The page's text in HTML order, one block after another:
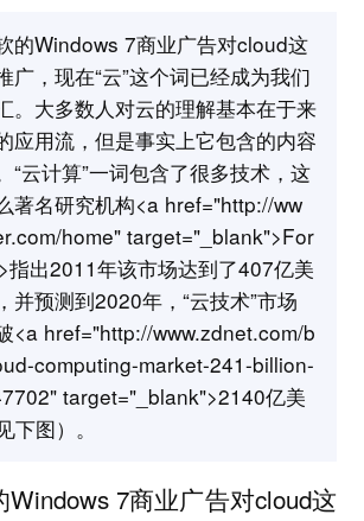
的Windows 7商业广告对cloud这
广，现在“云”这个词已经成为我们
。大多数人对云的理解基本在于来
应用流，但是事实上它包含的内容
“云计算”一词包含了很多技术，这
著名研究机构<a href="http://ww
home" target="_blank">For
指出2011年该市场达到了407亿美
并预测到2020年，“云技术”市场
<a href="http://www.zdnet.com/b
computing-market-241-billion-
target="_blank">2140亿美
下图）。
7商业广告对cloud这